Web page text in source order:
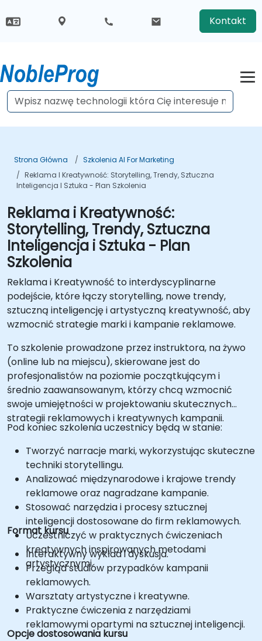
Kontakt
Strona Główna
Szkolenia AI For Marketing
Reklama I Kreatywność: Storytelling, Trendy, Sztuczna
Inteligencja I Sztuka - Plan Szkolenia
Reklama i Kreatywność:
Storytelling, Trendy, Sztuczna
Inteligencja i Sztuka - Plan
Szkolenia
Reklama i Kreatywność to interdyscyplinarne
podejście, które łączy storytelling, nowe trendy,
sztuczną inteligencję i artystyczną kreatywność, aby
wzmocnić strategie marki i kampanie reklamowe.
To szkolenie prowadzone przez instruktora, na żywo
(online lub na miejscu), skierowane jest do
profesjonalistów na poziomie początkującym i
średnio zaawansowanym, którzy chcą wzmocnić
swoje umiejętności w projektowaniu skutecznych
strategii reklamowych i kreatywnych kampanii.
Pod koniec szkolenia uczestnicy będą w stanie:
Tworzyć narracje marki, wykorzystując skuteczne
techniki storytellingu.
Analizować międzynarodowe i krajowe trendy
reklamowe oraz nagradzane kampanie.
Stosować narzędzia i procesy sztucznej
inteligencji dostosowane do firm reklamowych.
Uczestniczyć w praktycznych ćwiczeniach
kreatywnych inspirowanych metodami
artystycznymi.
Format kursu
Interaktywny wykład i dyskusja.
Przegląd studiów przypadków kampanii
reklamowych.
Warsztaty artystyczne i kreatywne.
Praktyczne ćwiczenia z narzędziami
reklamowymi opartymi na sztucznej inteligencji.
Opcje dostosowania kursu